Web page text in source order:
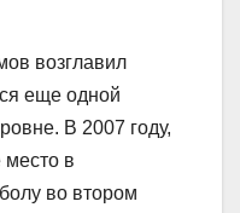
возглавил
еще одной
В 2007 году,
место в
во втором